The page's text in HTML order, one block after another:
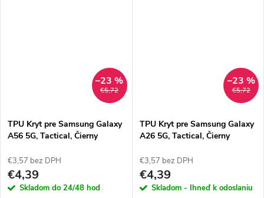
€5,72
–23 %
TPU Kryt pre Samsung Galaxy
A56 5G, Tactical, Čierny
€3,57 bez DPH
€4,39
Skladom do 24/48 hod
€5,72
–23 %
TPU Kryt pre Samsung Galaxy
A26 5G, Tactical, Čierny
€3,57 bez DPH
€4,39
Skladom - Ihneď k odoslaniu